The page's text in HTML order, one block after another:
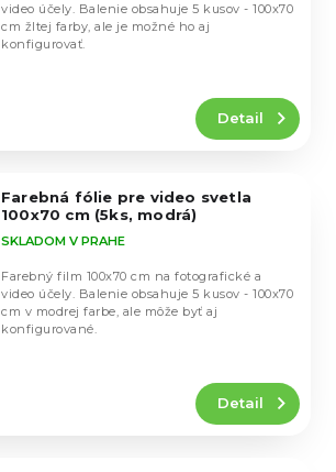
Detail
video účely. Balenie obsahuje 5 kusov - 100x70
cm žltej farby, ale je možné ho aj
konfigurovať.
Farebná fólie pre video svetla
100x70 cm (5ks, modrá)
SKLADOM V PRAHE
Detail
Farebný film 100x70 cm na fotografické a
video účely. Balenie obsahuje 5 kusov - 100x70
cm v modrej farbe, ale môže byť aj
konfigurované.